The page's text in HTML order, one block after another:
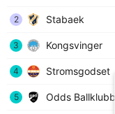
2 Stabaek
3 Kongsvinger
4 Stromsgodset
5 Odds Ballklubb